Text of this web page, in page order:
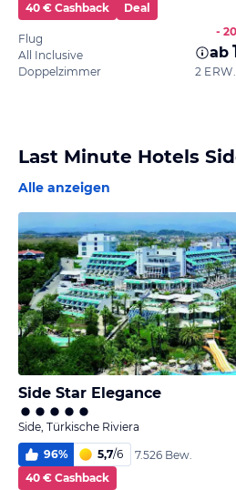
40 € Cashback
Deal
Flug
All Inclusive
Doppelzimmer
-
ab
2
Last Minute Hotels
Alle anzeigen
Side Star Elegance
Side, Türkische Riviera
96% 5,7/6
7.526 Bew.
40 € Cashback